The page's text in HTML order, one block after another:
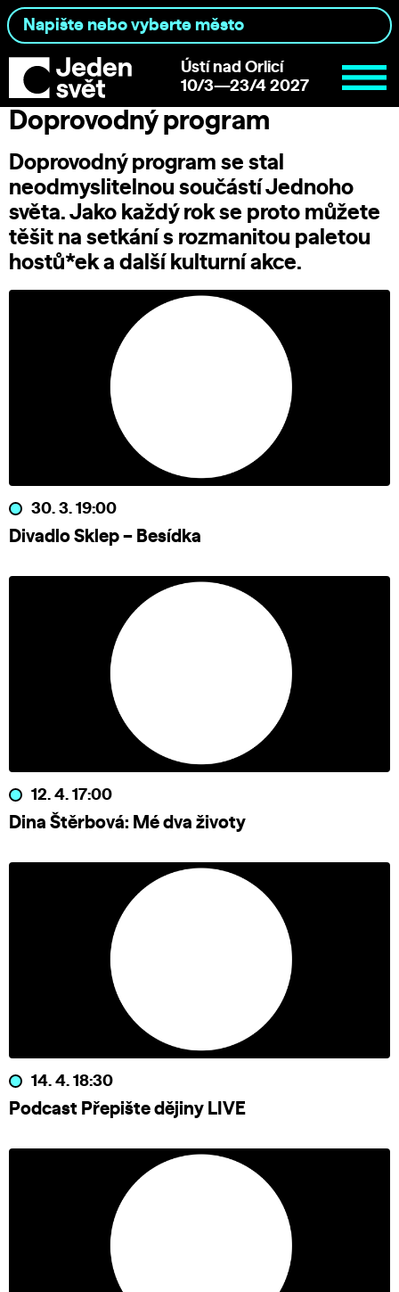
Ústí nad Orlicí
10/3—23/4 2027
Doprovodný program
Doprovodný program se stal
neodmyslitelnou součástí Jednoho
světa. Jako každý rok se proto můžete
těšit na setkání s rozmanitou paletou
hostů*ek a další kulturní akce.
30. 3. 19:00
Divadlo Sklep – Besídka
12. 4. 17:00
Dina Štěrbová: Mé dva životy
14. 4. 18:30
Podcast Přepište dějiny LIVE